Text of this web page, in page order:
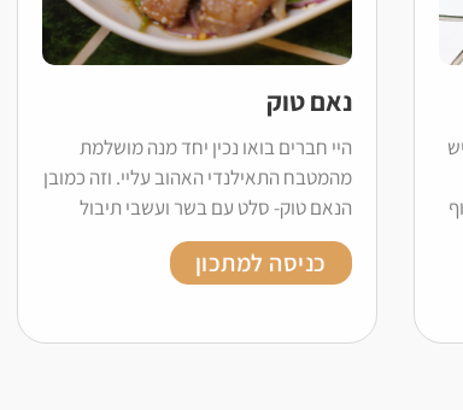
נאם טוק
היי חברים בואו נכין יחד מנה מושלמת
מהמטבח התאילנדי האהוב עליי. וזה כמובן
הנאם טוק- סלט עם בשר ועשבי תיבול
כניסה למתכון